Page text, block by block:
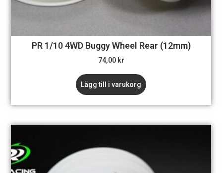
PR 1/10 4WD Buggy Wheel Rear (12mm)
74,00 kr
Lägg till i varukorg